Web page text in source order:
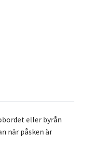
eller byrån
när påsken är